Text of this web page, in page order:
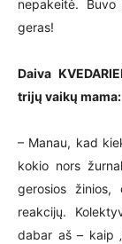
nepakeitė.
geras!
Daiva
trijų vaikų mama:
– Manau, kad
kokio nors
gerosios
reakcijų.
dabar aš – kaip